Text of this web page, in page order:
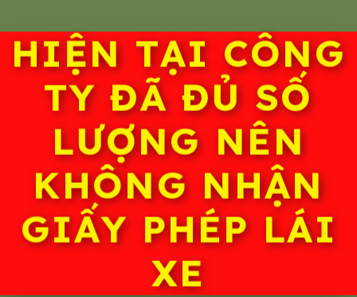
HIỆN TẠI CÔNG
TY ĐÃ ĐỦ SỐ
LƯỢNG NÊN
KHÔNG NHẬN
GIẤY PHÉP LÁI
XE